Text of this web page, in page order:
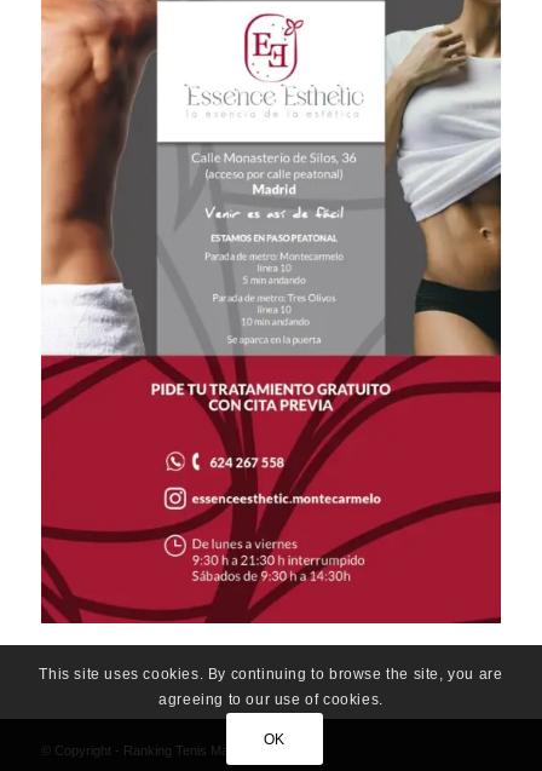
© Copyright - Ranking Tenis Madrid-Las Tablas
This site uses cookies. By continuing to browse the site, you are
agreeing to our use of cookies.
OK